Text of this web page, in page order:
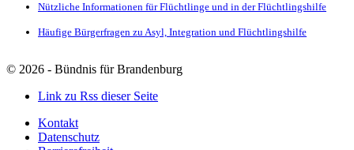
Nützliche Informationen für Flüchtlinge und in der Flüchtlingshilfe
Häufige Bürgerfragen zu Asyl, Integration und Flüchtlingshilfe
© 2026 - Bündnis für Brandenburg
Link zu Rss dieser Seite
Kontakt
Datenschutz